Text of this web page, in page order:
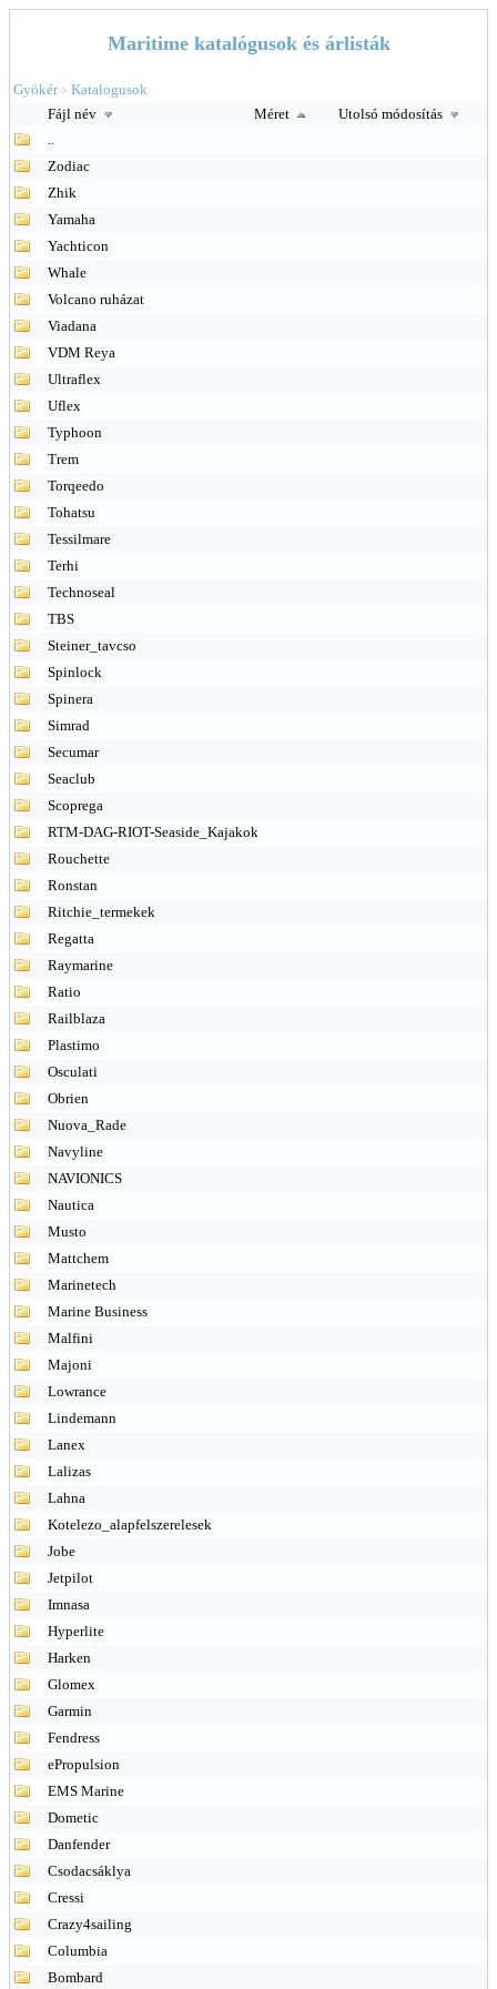
Maritime katalógusok és árlisták
Gyökér> Katalogusok
Fájl név
Méret
Utolsó módosítás
..
Zodiac
Zhik
Yamaha
Yachticon
Whale
Volcano ruházat
Viadana
VDM Reya
Ultraflex
Uflex
Typhoon
Trem
Torqeedo
Tohatsu
Tessilmare
Terhi
Technoseal
TBS
Steiner_tavcso
Spinlock
Spinera
Simrad
Secumar
Seaclub
Scoprega
RTM-DAG-RIOT-Seaside_Kajakok
Rouchette
Ronstan
Ritchie_termekek
Regatta
Raymarine
Ratio
Railblaza
Plastimo
Osculati
Obrien
Nuova_Rade
Navyline
NAVIONICS
Nautica
Musto
Mattchem
Marinetech
Marine Business
Malfini
Majoni
Lowrance
Lindemann
Lanex
Lalizas
Lahna
Kotelezo_alapfelszerelesek
Jobe
Jetpilot
Imnasa
Hyperlite
Harken
Glomex
Garmin
Fendress
ePropulsion
EMS Marine
Dometic
Danfender
Csodacsáklya
Cressi
Crazy4sailing
Columbia
Bombard